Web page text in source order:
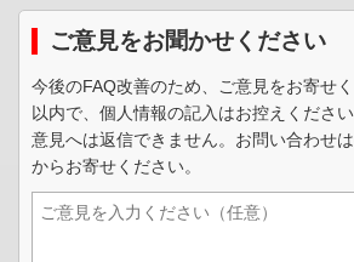
ご意見をお聞かせください
今後のFAQ改善のため、ご意見をお寄せ
以内で、個人情報の記入はお控えくださ
意見へは返信できません。お問い合わせ
からお寄せください。